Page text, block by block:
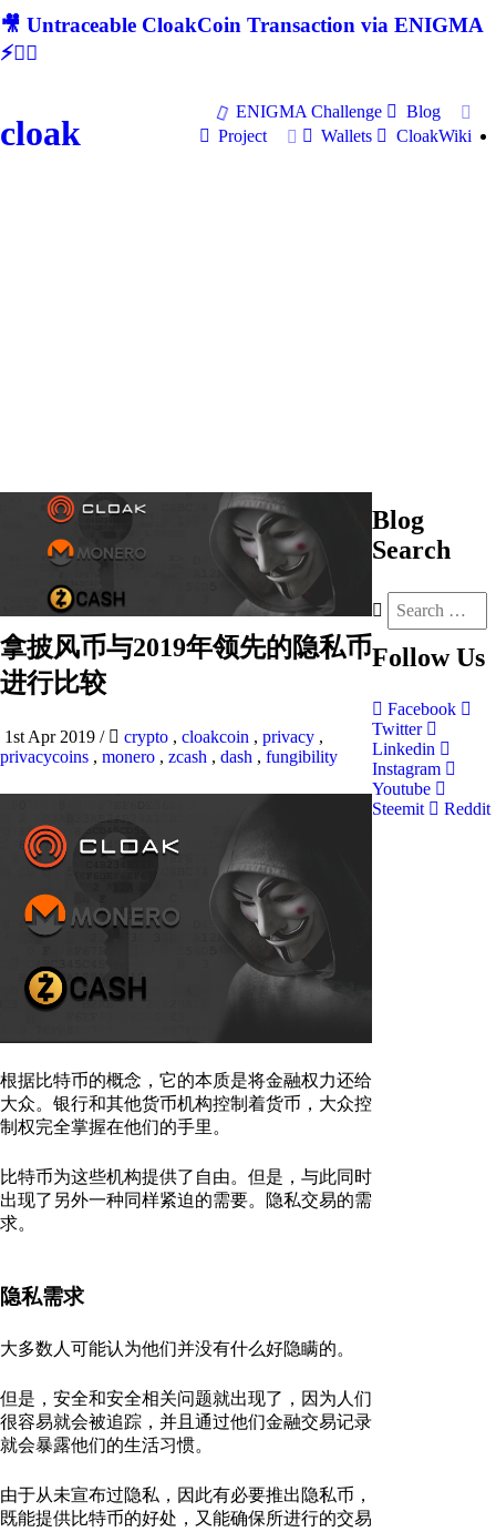
🎥 Untraceable CloakCoin Transaction via ENIGMA
⚡🕵‍♂
cloak
ENIGMA Challenge
Blog
Project
Wallets CloakWiki
拿披风币与2019年领先的隐私币
进行比较
1st Apr 2019 / crypto , cloakcoin , privacy ,
privacycoins , monero , zcash , dash , fungibility
根据比特币的概念，它的本质是将金融权力还给
大众。银行和其他货币机构控制着货币，大众控
制权完全掌握在他们的手里。
比特币为这些机构提供了自由。但是，与此同时
出现了另外一种同样紧迫的需要。隐私交易的需
求。
隐私需求
大多数人可能认为他们并没有什么好隐瞒的。
但是，安全和安全相关问题就出现了，因为人们
很容易就会被追踪，并且通过他们金融交易记录
就会暴露他们的生活习惯。
由于从未宣布过隐私，因此有必要推出隐私币，
既能提供比特币的好处，又能确保所进行的交易
Blog
Search
Follow Us
Facebook
Twitter
Linkedin
Instagram
Youtube
Steemit
Reddit